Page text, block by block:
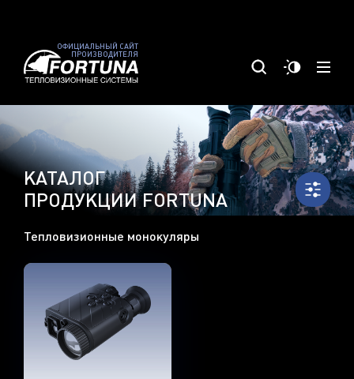
ОФИЦИАЛЬНЫЙ САЙТ
ПРОИЗВОДИТЕЛЯ
КАТАЛОГ
ПРОДУКЦИИ FORTUNA
Тепловизионные монокуляры